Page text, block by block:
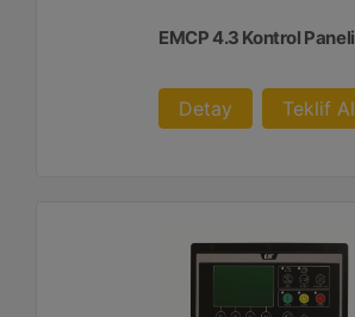
EMCP 4.3 Kontrol Paneli
Detay Teklif Al